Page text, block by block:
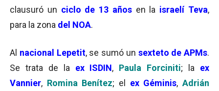
clausuró un ciclo de 13 añosen la israelí Teva,
para la zona del NOA.
Al nacional Lepetit, se sumó un sexteto de APMs.
Se trata de la ex ISDIN, Paula Forciniti; la ex
Vannier, Romina Benítez; el ex Géminis,Adrián